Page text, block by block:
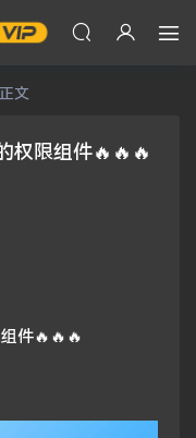
正文
权限组件🔥🔥🔥
件🔥🔥🔥